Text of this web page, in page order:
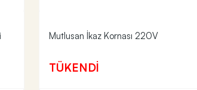
Mutlusan İkaz Kornası 220V
TÜKENDİ